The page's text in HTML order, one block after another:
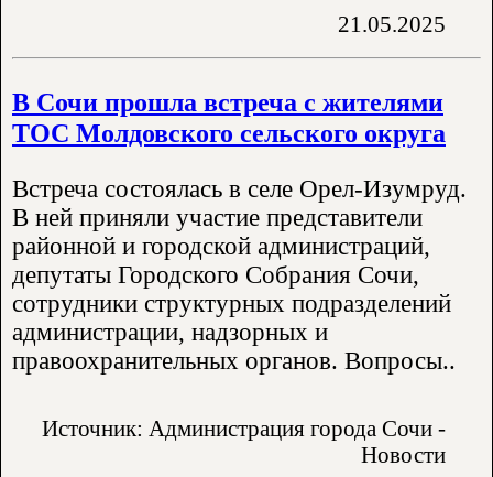
21.05.2025
В Сочи прошла встреча с жителями
ТОС Молдовского сельского округа
Встреча состоялась в селе Орел-Изумруд.
В ней приняли участие представители
районной и городской администраций,
депутаты Городского Собрания Сочи,
сотрудники структурных подразделений
администрации, надзорных и
правоохранительных органов. Вопросы..
Источник: Администрация города Сочи -
Новости